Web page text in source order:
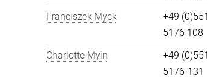
Franciszek Myck
+49 (0)551
5176 108
Charlotte Myin
+49 (0)551
5176-131